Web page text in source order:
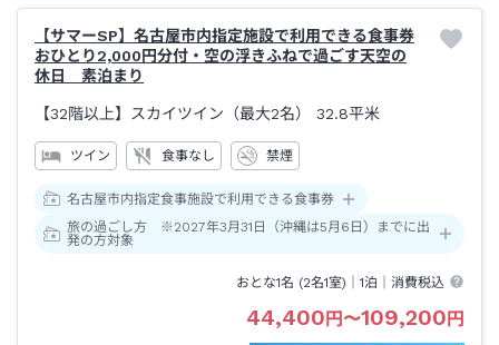
【サマーSP】名古屋市内指定施設で利用できる食事券
おひとり2,000円分付・空の浮きふねで過ごす天空の
休日 素泊まり
【32階以上】スカイツイン（最大2名） 32.8平米
ツイン 食事なし 禁煙
名古屋市内指定食事施設で利用できる食事券
旅の過ごし方 ※2027年3月31日（沖縄は5月6日）までに出
発の方対象
おとな1名 (2名1室)｜1泊 ｜消費税込
44,400 円 〜109,200 円